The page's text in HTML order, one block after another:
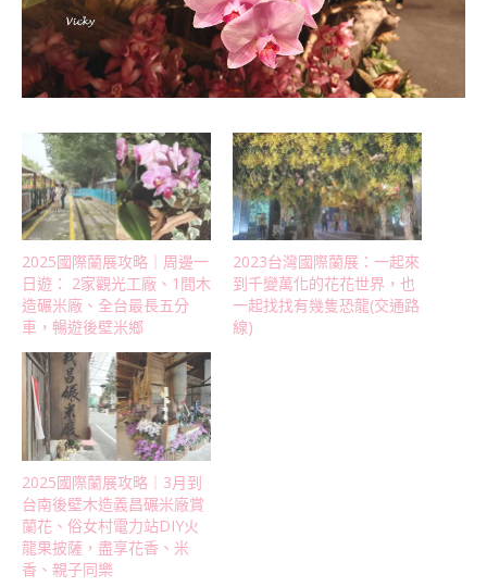
2025國際蘭展攻略｜周邊一
日遊： 2家觀光工廠、1間木
造碾米廠、全台最長五分
車，暢遊後壁米鄉
2023台灣國際蘭展：一起來
到千變萬化的花花世界，也
一起找找有幾隻恐龍(交通路
線)
2025國際蘭展攻略｜3月到
台南後壁木造義昌碾米廠賞
蘭花、俗女村電力站DIY火
龍果披薩，盡享花香、米
香、親子同樂